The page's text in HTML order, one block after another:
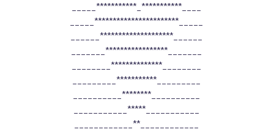
_____***********_***********____
_____***********************_____
______********************______
_______*****************_______
________**************________
_________***********_________
__________********__________
___________*****___________
____________**____________